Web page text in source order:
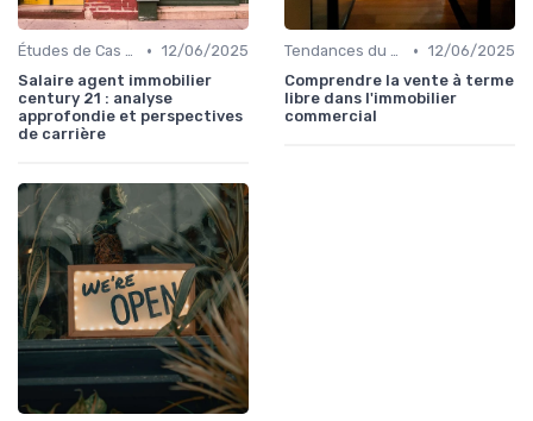
Études de Cas et Exemples de Réussite • 12/06/2025
Salaire agent immobilier
century 21 : analyse
approfondie et perspectives
de carrière
Tendances du Marché Immobilier Commercial • 12/06/2025
Comprendre la vente à terme
libre dans l'immobilier
commercial